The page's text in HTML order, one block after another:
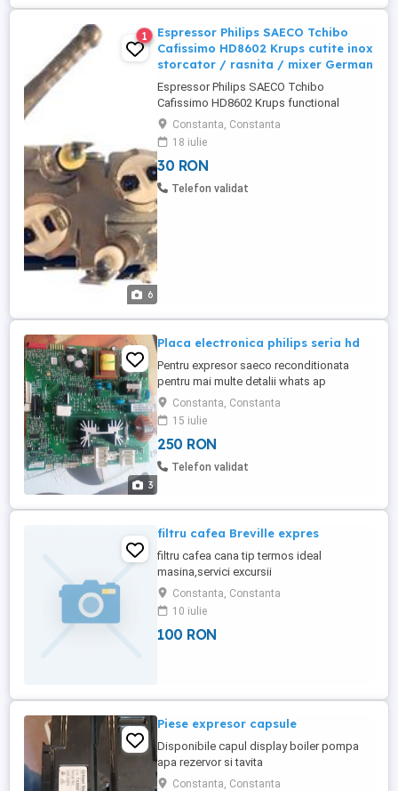
6
1
Espressor Philips SAECO Tchibo
Cafissimo HD8602 Krups cutite inox
storcator / rasnita / mixer German
Espressor Philips SAECO Tchibo
Cafissimo HD8602 Krups functional
(lipseste paharul) sau pentru piese de
schimb : boiler , placa tastatura comenzi ,
valvule , placa de baza 90 RON
Thermoblock Boiler For Saeco HD8602
Cofee Machine 75 RON Electrovalve For
Constanta, Constanta
18 iulie
30 RON
Telefon validat
3
Placa electronica philips seria hd
Pentru expresor saeco reconditionata
pentru mai multe detalii whats ap
Constanta, Constanta
15 iulie
250 RON
Telefon validat
filtru cafea Breville expres
filtru cafea cana tip termos ideal
masina,servici excursii
Constanta, Constanta
10 iulie
100 RON
Piese expresor capsule
Disponibile capul display boiler pompa
apa rezervor si tavita
Constanta, Constanta